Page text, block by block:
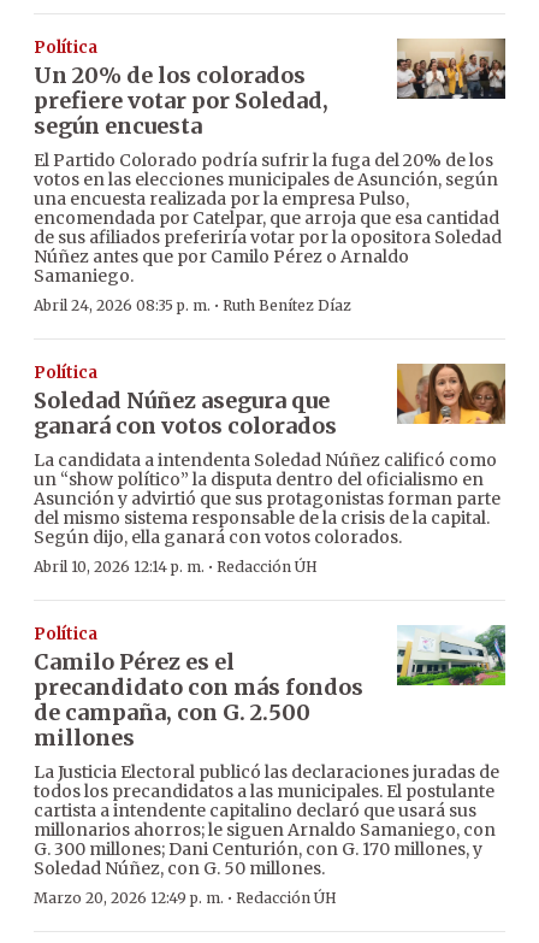
Política
Un 20% de los colorados
prefiere votar por Soledad,
según encuesta
El Partido Colorado podría sufrir la fuga del 20% de los
votos en las elecciones municipales de Asunción, según
una encuesta realizada por la empresa Pulso,
encomendada por Catelpar, que arroja que esa cantidad
de sus afiliados preferiría votar por la opositora Soledad
Núñez antes que por Camilo Pérez o Arnaldo
Samaniego.
Abril 24, 2026 08:35 p. m. · Ruth Benítez Díaz
Política
Soledad Núñez asegura que
ganará con votos colorados
La candidata a intendenta Soledad Núñez calificó como
un “show político” la disputa dentro del oficialismo en
Asunción y advirtió que sus protagonistas forman parte
del mismo sistema responsable de la crisis de la capital.
Según dijo, ella ganará con votos colorados.
Abril 10, 2026 12:14 p. m. · Redacción ÚH
Política
Camilo Pérez es el
precandidato con más fondos
de campaña, con G. 2.500
millones
La Justicia Electoral publicó las declaraciones juradas de
todos los precandidatos a las municipales. El postulante
cartista a intendente capitalino declaró que usará sus
millonarios ahorros; le siguen Arnaldo Samaniego, con
G. 300 millones; Dani Centurión, con G. 170 millones, y
Soledad Núñez, con G. 50 millones.
Marzo 20, 2026 12:49 p. m. · Redacción ÚH